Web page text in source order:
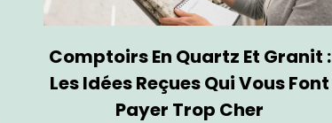
Comptoirs En Quartz Et Granit :
Les Idées Reçues Qui Vous Font
Payer Trop Cher